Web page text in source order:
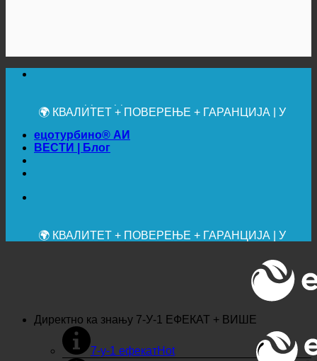
🌍 КВАЛИТЕТ + ПОВЕРЕЊЕ + ГАРАНЦИЈА | У
ецотурбино® АИ
✚ МЕДИЦИНСКИ ИЗРИЧИТО ПРЕПОРУЧЕНО
💧 УШТЕДА. ОДРЖИВО.
Директно ка знању7-У-1 ЕФЕКАТ + ВИШЕ